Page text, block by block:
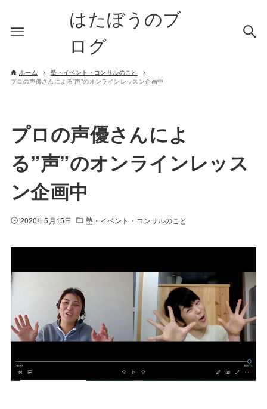
はたぼうのブ
ログ
ホーム
塾・イベント・コンサルのこと
プロの声優さんによる”声”のオンラインレッスン企画中
プロの声優さんによ
る”声”のオンラインレッス
ン企画中
2020年5月15日 塾・イベント・コンサルのこと